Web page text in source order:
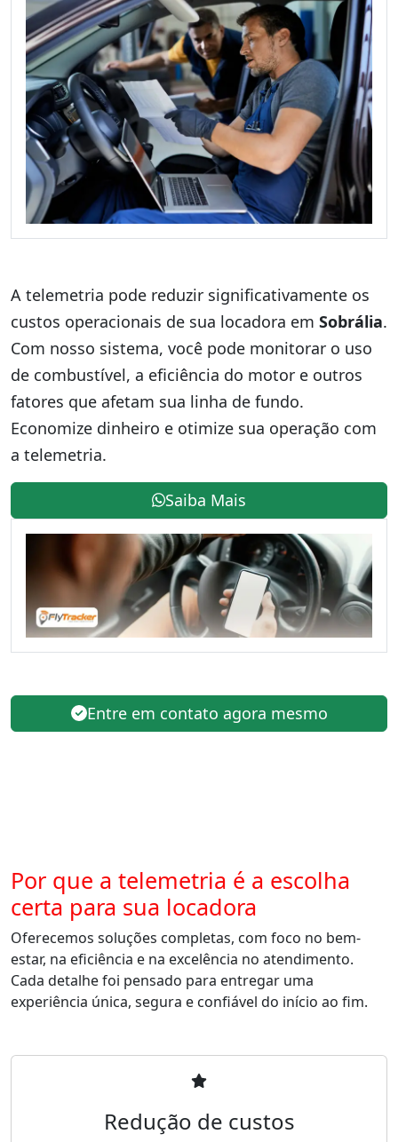
A telemetria pode reduzir significativamente os
custos operacionais de sua locadora em Sobrália.
Com nosso sistema, você pode monitorar o uso
de combustível, a eficiência do motor e outros
fatores que afetam sua linha de fundo.
Economize dinheiro e otimize sua operação com
a telemetria.
Saiba Mais
Entre em contato agora mesmo
Por que a telemetria é a escolha
certa para sua locadora
Oferecemos soluções completas, com foco no bem-
estar, na eficiência e na excelência no atendimento.
Cada detalhe foi pensado para entregar uma
experiência única, segura e confiável do início ao fim.
Redução de custos